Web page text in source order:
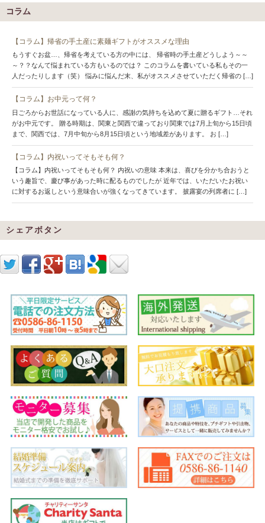
コラム
【コラム】帰省の手土産に素麺ギフトがオススメな理由
もうすぐお盆…、帰省を考えている方の中には、 帰省時の手土産どうしよう～～
～？？なんて悩まれている方もいるのでは？ このコラムを書いている私もその一
人だったりします（笑） 悩みに悩んだ末、私がオススメさせていただく帰省の […]
【コラム】お中元って何？
日ごろからお世話になっている人に、感謝の気持ちを込めて夏に贈るギフト…それ
がお中元です。 贈る時期は、関東と関西で違っており関東では7月上旬から15日頃
まで、関西では、7月中旬から8月15日頃という地域差があります。 お […]
【コラム】内祝いってそもそも何？
【コラム】内祝いってそもそも何？ 内祝いの意味 本来は、喜びを分かち合おうと
いう趣旨で、慶び事があった時に配るものでしたが 近年では、いただいたお祝い
に対するお返しという意味合いが強くなってきています。 披露宴の列席者に […]
シェアボタン